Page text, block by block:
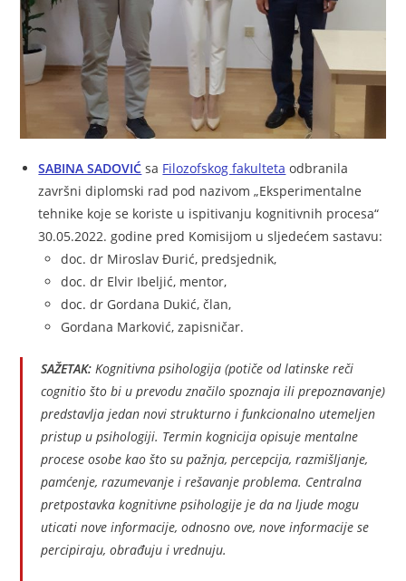
SABINA SADOVIĆ sa Filozofskog fakulteta odbranila
završni diplomski rad pod nazivom „Eksperimentalne
tehnike koje se koriste u ispitivanju kognitivnih procesa“
30.05.2022. godine pred Komisijom u sljedećem sastavu:
doc. dr Miroslav Đurić, predsjednik,
doc. dr Elvir Ibeljić, mentor,
doc. dr Gordana Dukić, član,
Gordana Marković, zapisničar.
SAŽETAK:Kognitivna psihologija (potiče od latinske reči
cognitio što bi u prevodu značilo spoznaja ili prepoznavanje)
predstavlja jedan novi strukturno i funkcionalno utemeljen
pristup u psihologiji. Termin kognicija opisuje mentalne
procese osobe kao što su pažnja, percepcija, razmišljanje,
pamćenje, razumevanje i rešavanje problema. Centralna
pretpostavka kognitivne psihologije je da na ljude mogu
uticati nove informacije, odnosno ove, nove informacije se
percipiraju, obrađuju i vrednuju.